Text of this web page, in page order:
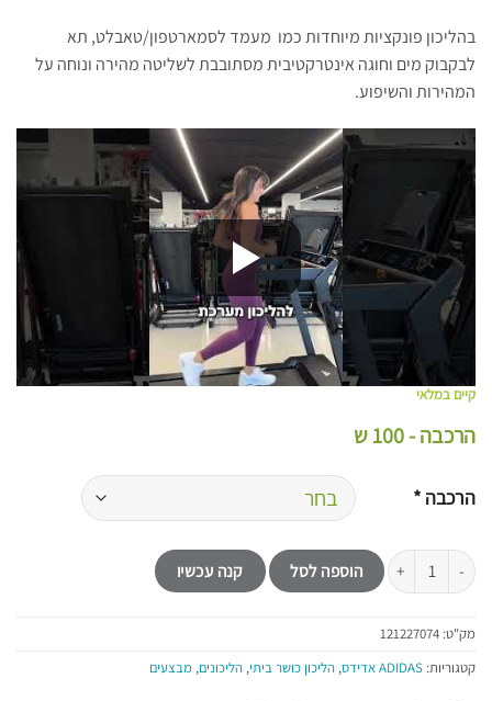
בהליכון פונקציות מיוחדות כמו מעמד לסמארטפון/טאבלט, תא
לבקבוק מים וחוגה אינטרקטיבית מסתובבת לשליטה מהירה ונוחה על
המהירות והשיפוע.
קיים במלאי
הרכבה - 100 ש
הרכבה *
כמות של הליכון כושר ביתי ADIDAS מתקפל עם שיפוע חשמלי T-24cהוספה לסל קנה עכשיו
מק"ט: 121227074
קטגוריות: ADIDAS אדידס , הליכון כושר ביתי, הליכונים, מבצעים